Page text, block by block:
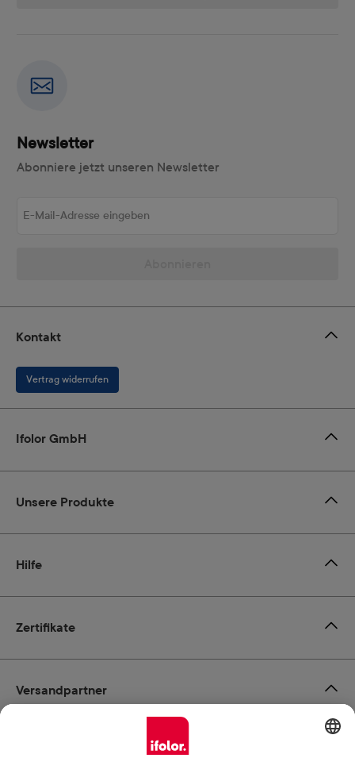
Newsletter
Abonniere jetzt unseren Newsletter
Zertifikate
Kontakt
Vertrag widerrufen
Ifolor GmbH
Unsere Produkte
Hilfe
Zahlungsmöglichkeiten
Versandpartner